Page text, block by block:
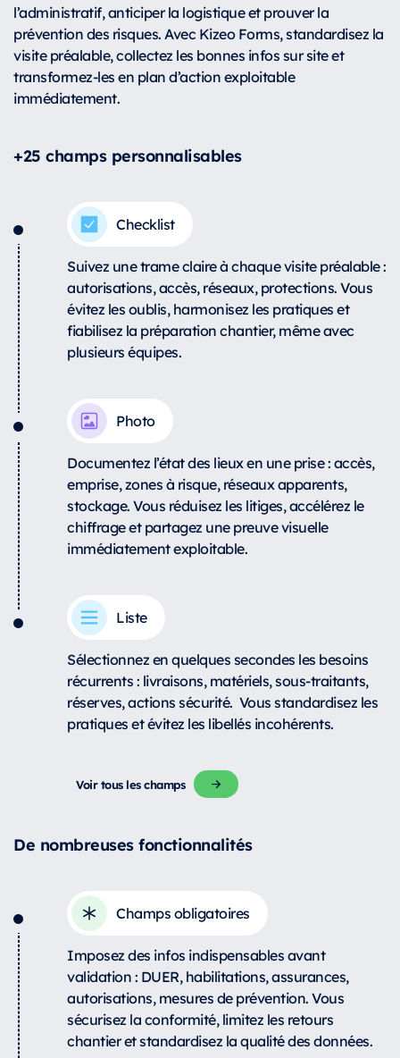
l’administratif, anticiper la logistique et prouver la
prévention des risques. Avec Kizeo Forms, standardisez la
visite préalable, collectez les bonnes infos sur site et
transformez-les en plan d’action exploitable
immédiatement.
+25 champs personnalisables
Checklist
Suivez une trame claire à chaque visite préalable :
autorisations, accès, réseaux, protections. Vous
évitez les oublis, harmonisez les pratiques et
fiabilisez la préparation chantier, même avec
plusieurs équipes.
Photo
Documentez l’état des lieux en une prise : accès,
emprise, zones à risque, réseaux apparents,
stockage. Vous réduisez les litiges, accélérez le
chiffrage et partagez une preuve visuelle
immédiatement exploitable.
Liste
Sélectionnez en quelques secondes les besoins
récurrents : livraisons, matériels, sous-traitants,
réserves, actions sécurité. Vous standardisez les
pratiques et évitez les libellés incohérents.
Voir tous les champs
De nombreuses fonctionnalités
Champs obligatoires
Imposez des infos indispensables avant
validation : DUER, habilitations, assurances,
autorisations, mesures de prévention. Vous
sécurisez la conformité, limitez les retours
chantier et standardisez la qualité des données.